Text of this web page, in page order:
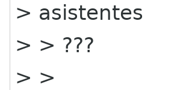
> asistentes
> > ???
> >